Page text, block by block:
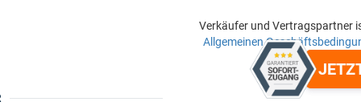
Verkäufer und Vertragspartner
Allgemeinen